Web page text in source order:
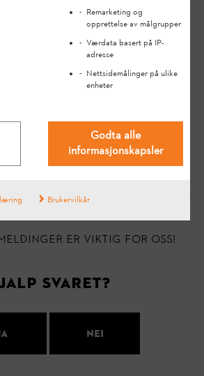
er viktig for oss!
svaret?
nei
Remarketing og
opprettelse av målgrupper
Værdata basert på IP-
adresse
Nettsidemålinger på ulike
enheter
Godta alle
informasjonskapsler
Brukervilkår